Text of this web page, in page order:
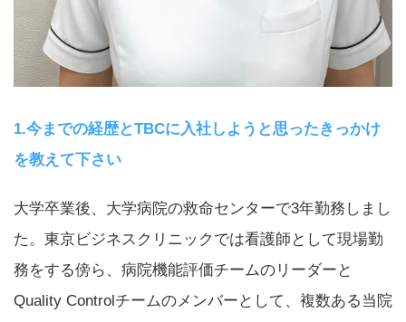
1.今までの経歴とTBCに入社しようと思ったきっかけ
を教えて下さい
大学卒業後、大学病院の救命センターで3年勤務しまし
た。東京ビジネスクリニックでは看護師として現場勤
務をする傍ら、病院機能評価チームのリーダーと
Quality Controlチームのメンバーとして、複数ある当院